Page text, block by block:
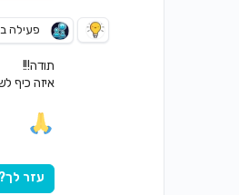
פעילה
תודה!!!
איזה כיף
עזר